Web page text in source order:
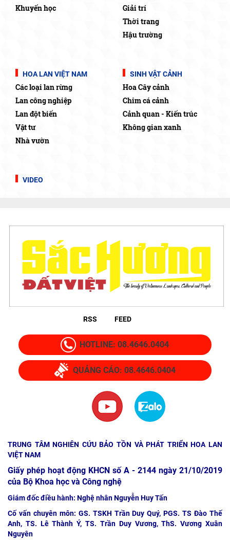
Khuyến học
Giải trí
Thời trang
Hậu trường
HOA LAN VIỆT NAM
Các loại lan rừng
Lan công nghiệp
Lan đột biến
Vật tư
Nhà vườn
SINH VẬT CẢNH
Hoa Cây cảnh
Chim cá cảnh
Cảnh quan - Kiến trúc
Không gian xanh
VIDEO
RSS FEED
HOTLINE: 08.4646.0404
QUẢNG CÁO: 08.4646.0404
TRUNG TÂM NGHIÊN CỨU BẢO TỒN VÀ PHÁT TRIỂN HOA LAN
VIỆT NAM
Giấy phép hoạt động KHCN số A - 2144 ngày 21/10/2019
của Bộ Khoa học và Công nghệ
Giám đốc điều hành: Nghệ nhân Nguyễn Huy Tấn
Cố vấn chuyên môn: GS. TSKH Trần Duy Quý, PGS. TS Đào Thế
Anh, TS. Lê Thành Ý, TS. Trần Duy Vương, ThS. Vương Xuân
Nguyên